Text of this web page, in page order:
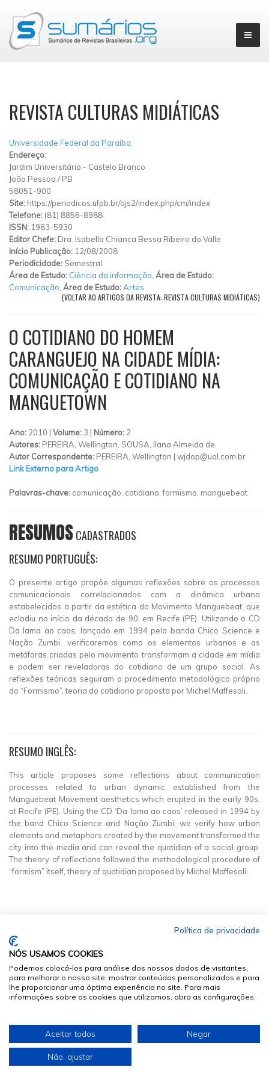
REVISTA CULTURAS MIDIÁTICAS
Universidade Federal da Paraíba
Endereço:
Jardim Universitário - Castelo Branco
João Pessoa / PB
58051-900
Site: https://periodicos.ufpb.br/ojs2/index.php/cm/index
Telefone: (81) 8856-8988
ISSN: 1983-5930
Editor Chefe: Dra. Isabella Chianca Bessa Ribeiro do Valle
Início Publicação: 12/08/2008
Periodicidade: Semestral
Área de Estudo: Ciência da informação Área de Estudo:
Comunicação Área de Estudo:Artes
(VOLTAR AO ARTIGOS DA REVISTA: REVISTA CULTURAS MIDIÁTICAS)
O COTIDIANO DO HOMEM
CARANGUEJO NA CIDADE MÍDIA:
COMUNICAÇÃO E COTIDIANO NA
MANGUETOWN
Ano: 2010 | Volume: 3 | Número: 2
Autores: PEREIRA, Wellington, SOUSA, Ilana Almeida de
Autor Correspondente: PEREIRA, Wellington | wjdop@uol.com.br
Link Externo para Artigo
Palavras-chave: comunicação, cotidiano, formismo, manguebeat
RESUMOSCADASTRADOS
RESUMO PORTUGUÊS:
O presente artigo propõe algumas reflexões sobre os processos
comunicacionais correlacionados com a dinâmica urbana
estabelecidos a partir da estética do Movimento Manguebeat, que
eclodiu no início da década de 90, em Recife (PE). Utilizando o CD
Da lama ao caos, lançado em 1994 pela banda Chico Science e
Nação Zumbi, verificaremos como os elementos urbanos e as
metáforas criadas pelo movimento transformam a cidade em mídia
e podem ser reveladoras do cotidiano de um grupo social. As
reflexões teóricas seguiram o procedimento metodológico próprio
do “Formismo”, teoria do cotidiano proposta por Michel Maffesoli.
RESUMO INGLÊS:
This article proposes some reflections about communication
processes related to urban dynamic established from the
Manguebeat Movement aesthetics which erupted in the early 90s,
at Recife (PE). Using the CD ‘Da lama ao caos’ released in 1994 by
the band Chico Science and Nação Zumbi, we verify how urban
elements and metaphors created by the movement transformed the
city into the media and can reveal the quotidian of a social group.
The theory of reflections followed the methodological procedure of
“formism” itself, theory of quotidian proposed by Michel Maffesoli.
© 2026 Sumários.org
. Todos os Direitos Reservados
Desenvolvido por
Política de privacidade
NÓS USAMOS COOKIES
Podemos colocá-los para análise dos nossos dados de visitantes,
para melhorar o nosso site, mostrar conteúdos personalizados e para
lhe proporcionar uma óptima experiência no site. Para mais
informações sobre os cookies que utilizamos, abra as configurações.
Aceitar todos Negar
Não, ajustar